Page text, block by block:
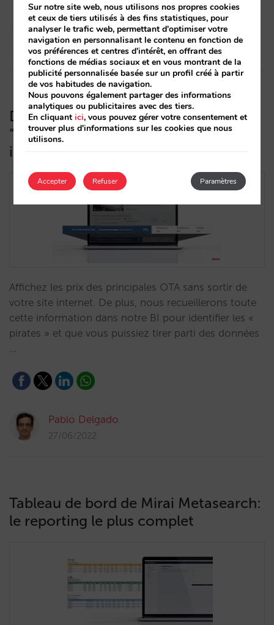
Isabel Rey
26/01/2023
Découvrez notre nouveau module
“Comparateur de Prix et Parité”
intégré au moteur de Mirai
Affichez les prix des principales OTA sans sortir de
votre site internet. De plus, nous recueillerons toute
cette information dans notre BI pour identifier les «
pirates » et que vous puissiez tirer parti des données
…
Pablo Delgado
27/06/2022
Tableau de bord de Mirai Metasearch:
le reporting le plus complet
Sur notre site web, nous utilisons nos propres cookies
et ceux de tiers utilisés à des fins statistiques, pour
analyser le trafic web, permettant d'optimiser votre
navigation en personnalisant le contenu en fonction de
vos préférences et centres d'intérêt, en offrant des
fonctions de médias sociaux et en vous montrant de la
publicité personnalisée basée sur un profil créé à partir
de vos habitudes de navigation.
Nous pouvons également partager des informations
analytiques ou publicitaires avec des tiers.
En cliquantici, vous pouvez gérer votre consentement et
trouver plus d'informations sur les cookies que nous
utilisons.
Accepter Paramètres
Refuser